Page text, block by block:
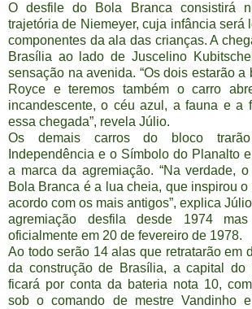
O desfile do Bola Branca consistirá
trajetória de Niemeyer, cuja infância será
componentes da ala das crianças. A
Brasília ao lado de Juscelino
sensação na avenida. “Os dois estarão a
Royce e teremos também o carro
incandescente, o céu azul, a fauna e a
essa chegada”, revela Júlio.
Os demais carros do bloco
Independência e o Símbolo do Planalto
a marca da agremiação. “Na verdade,
Bola Branca é a lua cheia, que inspirou
acordo com os mais antigos”, explica
agremiação desfila desde 1974
oficialmente em 20 de fevereiro de 1978.
Ao todo serão 14 alas que retratarão em
da construção de Brasília, a capital do
ficará por conta da bateria nota 10,
sob o comando de mestre Vandinho